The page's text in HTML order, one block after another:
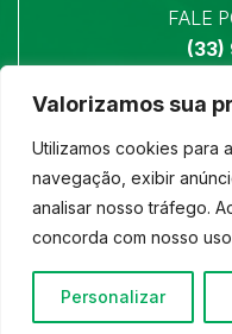
Valorizamos sua
Utilizamos cookies para
navegação, exibir
analisar nosso tráfego.
concorda com nosso
Personalizar
FALE
(33)